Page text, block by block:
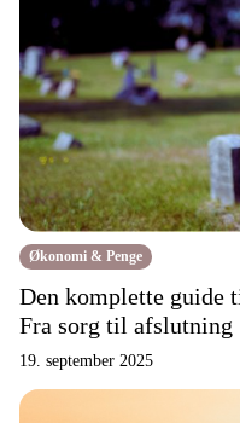
Økonomi & Penge
Den komplette guide
Fra sorg til afslutning
19. september 2025